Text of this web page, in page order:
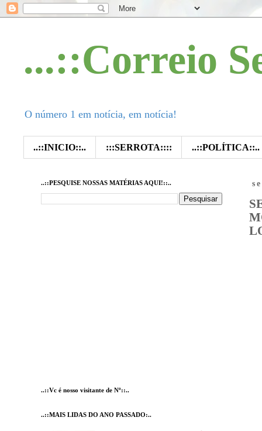
...::Correio
O número 1 em notícia, em notícia!
..::INICIO::.. :::SERROTA:::: ..::POLÍTICA::..
..::PESQUISE NOSSAS MATÉRIAS AQUI!::..
..::Vc é nosso visitante de Nº::..
..::MAIS LIDAS DO ANO PASSADO:..